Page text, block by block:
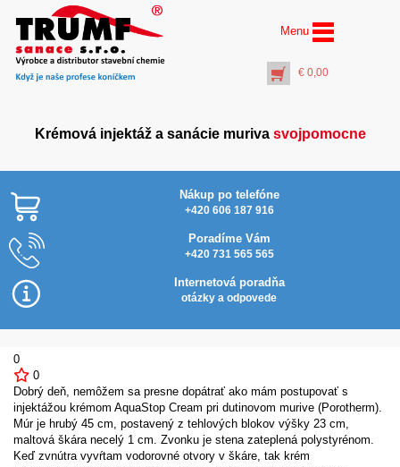
Menu
€ 0,00
Krémová injektáž a sanácie muriva svojpomocne
Nákup po telefóne
+420 606 187 916
Poradíme Vám
+420 731 565 565
Internetová poradňa
otázky a odpovede
0
0
Dobrý deň, nemôžem sa presne dopátrať ako mám postupovať s
injektážou krémom AquaStop Cream pri dutinovom murive (Porotherm).
Múr je hrubý 45 cm, postavený z tehlových blokov výšky 23 cm,
maltová škára necelý 1 cm. Zvonku je stena zateplená polystyrénom.
Keď zvnútra vyvŕtam vodorovné otvory v škáre, tak krém
Profi vrták Ø 14 mm
dĺžka 600 mm
(pracovná dĺžka 550
mm)
€28,00